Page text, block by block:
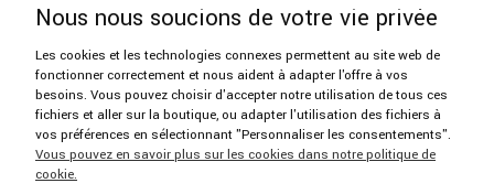
606 402 112
hello@njufront.com
Nous nous soucions de votre vie privée
Les cookies et les technologies connexes permettent au site web de
fonctionner correctement et nous aident à adapter l'offre à vos
besoins. Vous pouvez choisir d'accepter notre utilisation de tous ces
fichiers et aller sur la boutique, ou adapter l'utilisation des fichiers à
vos préférences en sélectionnant "Personnaliser les consentements".
Vous pouvez en savoir plus sur les cookies dans notre politique de
cookie.